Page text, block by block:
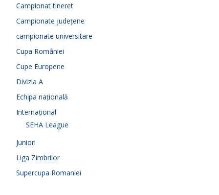
Campionat tineret
Campionate județene
campionate universitare
Cupa României
Cupe Europene
Divizia A
Echipa națională
Internațional
SEHA League
Juniori
Liga Zimbrilor
Supercupa Romaniei